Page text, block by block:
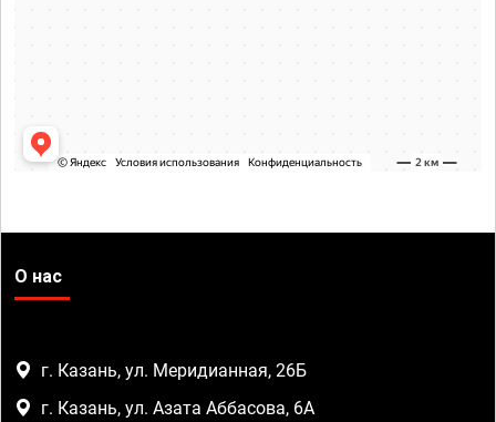
О нас
г. Казань, ул. Меридианная, 26Б
г. Казань, ул. Азата Аббасова, 6А